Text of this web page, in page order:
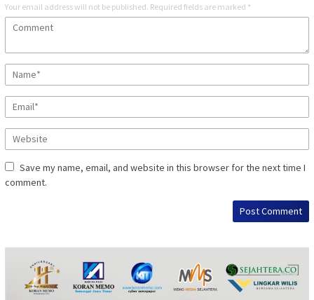
Your email address will not be published. Required fields are marked *
Save my name, email, and website in this browser for the next time I
comment.